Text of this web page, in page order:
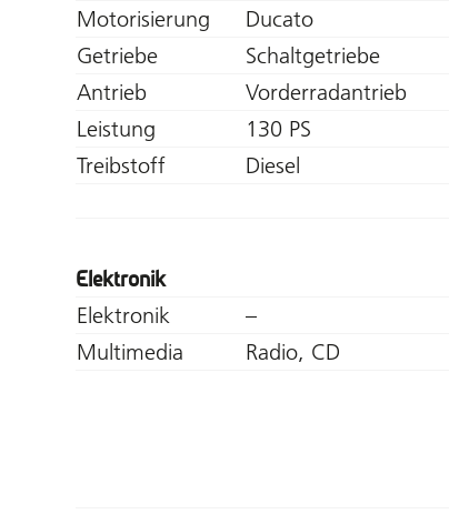
Motorisierung
Ducato
Getriebe
Schaltgetriebe
Antrieb
Vorderradantrieb
Leistung
130 PS
Treibstoff
Diesel
Elektronik
Elektronik
–
Multimedia
Radio, CD